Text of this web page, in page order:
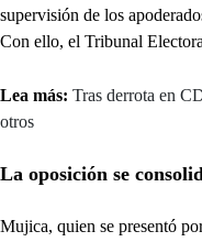
supervisión de los
Con ello, el Tribunal
Lea más: Tras derrota en
otros
La oposición se
Mujica, quien se presentó